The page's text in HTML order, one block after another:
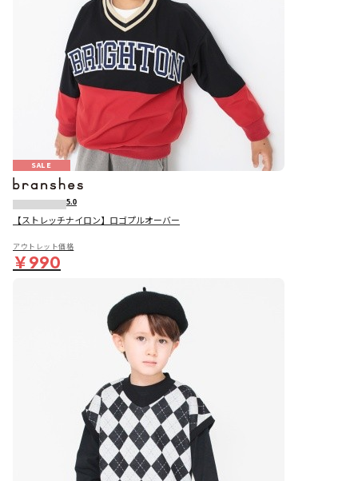
SALE
5.0
【ストレッチナイロン】ロゴプルオーバー
アウトレット価格
￥990